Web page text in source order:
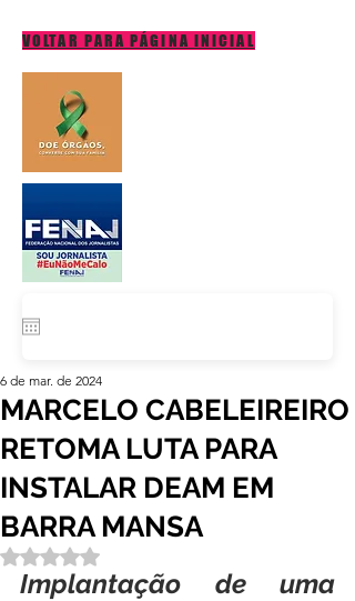
VOLTAR PARA PÁGINA INICIAL
MARCELO CABELEIREIRO
RETOMA LUTA PARA
INSTALAR DEAM EM
BARRA MANSA
6 de mar. de 2024
Avaliado com NaN de 5 estrelas.
Implantação de uma